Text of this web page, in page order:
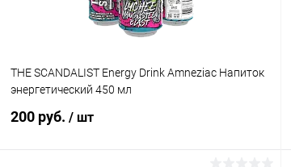
THE SCANDALIST Energy Drink Amneziac Напиток
энергетический 450 мл
200 руб. / шт